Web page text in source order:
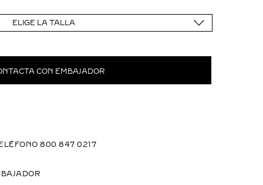
ELIGE LA TALLA
CON EMBAJADOR
800 847 0217